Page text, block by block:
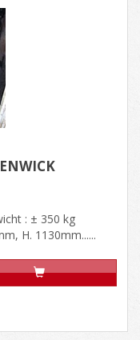
: ± 350 kg
H. 1130mm......